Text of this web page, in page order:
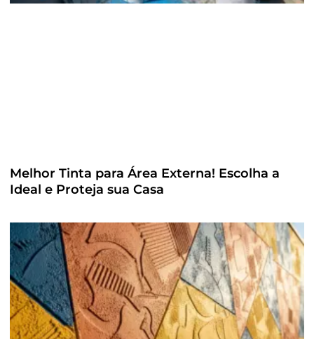
Melhor Tinta para Área Externa! Escolha a
Ideal e Proteja sua Casa